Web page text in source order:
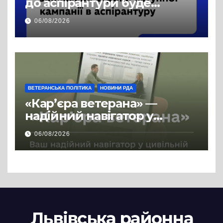
продовжено
06/08/2026
ВЕТЕРАНСЬКА ПОЛІТИКА НОВИНИ РДА
«Кар’єра ветерана» —
надійний навігатор у
цивільній професії
06/08/2026
Львівська районна